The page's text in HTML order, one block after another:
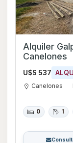
Alquiler
Canelones
U$S 537
Canelones
0 1